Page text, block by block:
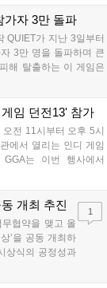
반기 실적 턴어라운드
가자 3만 돌파
QUIET가 지난 3일부터
3만 명을 돌파하며 큰
해 탈출하는 이 게임은
을 활용한 전략적 플레
인 가능합니다....
임 던전13' 참가
전 11시부터 오후 5시
에서 열리는 인디 게임
는 이번 행사에서
공개 작품 12종을 최초
별 굿즈를 증정하며, 인
목표로 합니다....
개최 추진
협약을 맺고 올
’을 공동 개최하
상식의 공정성과
향력을 확대해 e
1